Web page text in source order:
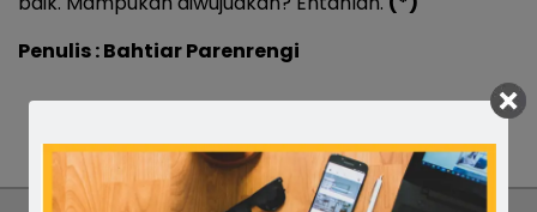
Penulis : Bahtiar Parenrengi